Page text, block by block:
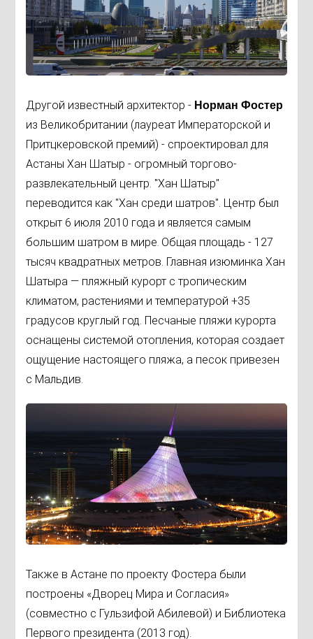
Другой известный архитектор - Норман Фостер
из Великобритании (лауреат Императорской и
Притцкеровской премий) - спроектировал для
Астаны Хан Шатыр - огромный торгово-
развлекательный центр. "Хан Шатыр"
переводится как "Хан среди шатров". Центр был
открыт 6 июля 2010 года и является самым
большим шатром в мире. Общая площадь - 127
тысяч квадратных метров. Главная изюминка Хан
Шатыра — пляжный курорт с тропическим
климатом, растениями и температурой +35
градусов круглый год. Песчаные пляжи курорта
оснащены системой отопления, которая создает
ощущение настоящего пляжа, а песок привезен
с Мальдив.
Также в Астане по проекту Фостера были
построены «Дворец Мира и Согласия»
(совместно с Гульзифой Абилевой) и Библиотека
Первого президента (2013 год).